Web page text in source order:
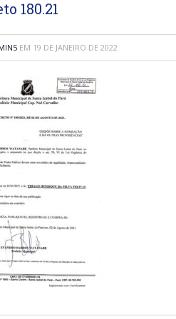
180.21
EM 19 DE JANEIRO DE 2022